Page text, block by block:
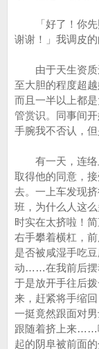
「好了！你先
谢谢！」我调皮的
由于天生资质
至大胆的程度超
而且一半以上都
管赏识。同事间
手腕我不否认，
有一天，连络
取得他的同意，
去。一上车发现
班，为什么人这
时实在太挤啦！
右手攀着横杠，
是否被咸湿手吃
动……在我前后摆
于是放开手往后
来，赶紧将手缩
一挺竟然跟面对
跟随着挤上来……
起的阴阜被前面